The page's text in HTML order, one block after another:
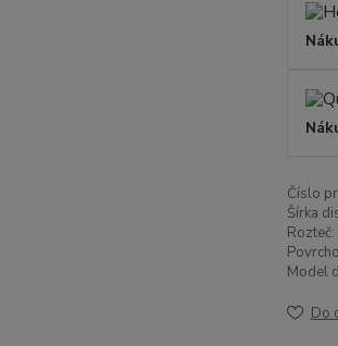
Číslo
Šírka
Rozteč:
Model
Do